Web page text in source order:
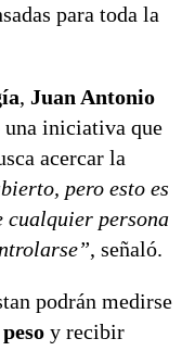
para toda la
, Juan Antonio
una iniciativa que
acercar la
pero esto es
cualquier persona
, señaló.
podrán medirse
y recibir